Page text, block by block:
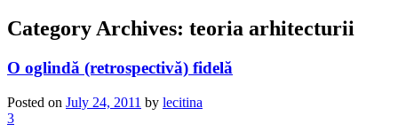
Category Archives: teoria arhitecturii
O oglindă (retrospectivă) fidelă
Posted on July 24, 2011 by lecitina
3